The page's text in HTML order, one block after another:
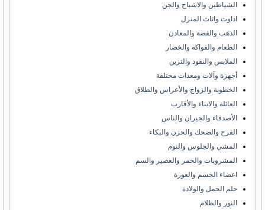
الشياطين والاشباح والجن
اداوت واثاث المنزل
الذهب والفضة والمعادن
الطعام والفواكه والخضار
الملابس والنقود والتزين
أجهزة وآلات ومعدات مختلفة
الخطوبة والزواج والأعراس والطلاق
العائلة والابناء والأقارب
الأصدقاء والجيران والناس
الفرح والضحك والحزن والبكاء
المشي والجلوس والنوم
المشروبات والخمر والعصير والسم
اعضاء الجسم والعورة
حلم الحمل والولادة
النور والظلام